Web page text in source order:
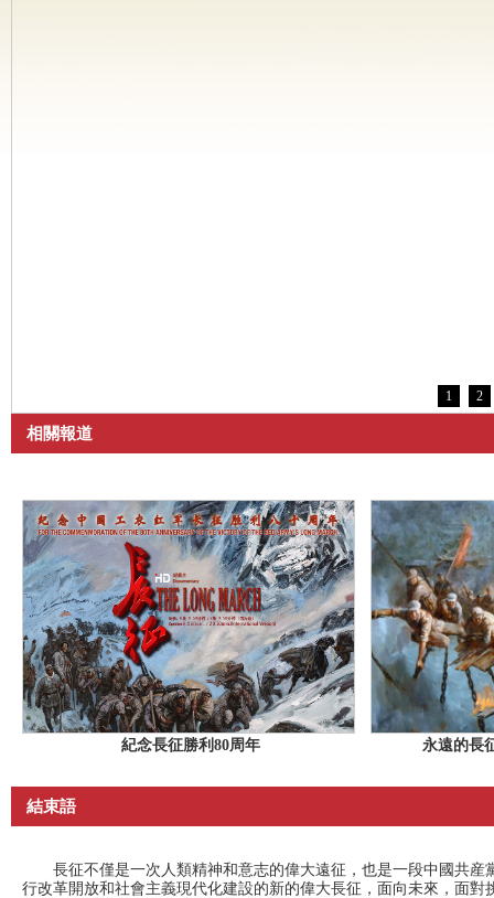
1 2
相關報道
紀念長征勝利80周年 永遠的長
結束語
長征不僅是一次人類精神和意志的偉大遠征，也是一段中國共産
行改革開放和社會主義現代化建設的新的偉大長征，面向未來，面